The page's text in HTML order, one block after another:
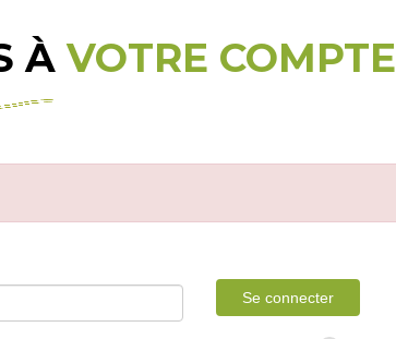
ÀVOTRE COMPTE
Se connecter